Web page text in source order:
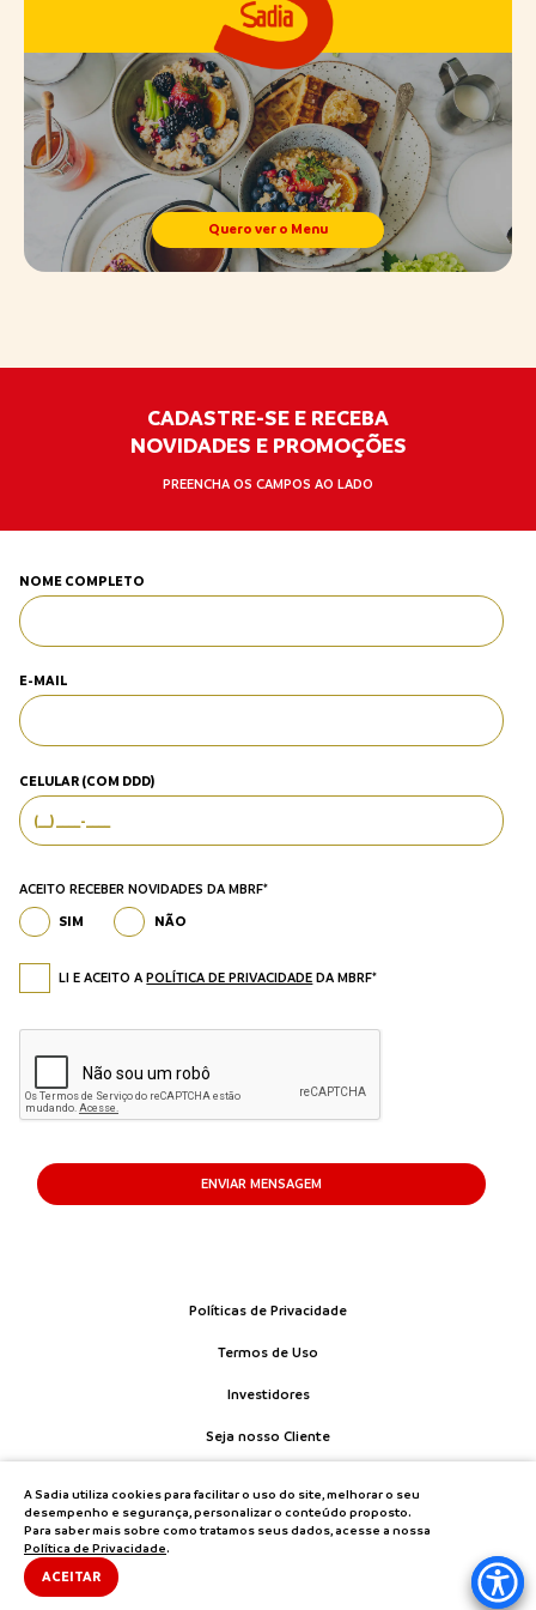
Quero ver o Menu
CADASTRE-SE E RECEBA
NOVIDADES E PROMOÇÕES
PREENCHA OS CAMPOS AO LADO
NOME COMPLETO
E-MAIL
CELULAR (COM DDD)
ACEITO RECEBER NOVIDADES DA MBRF*
SIM NÃO
LI E ACEITO APOLÍTICA DE PRIVACIDADE DA MBRF*
ENVIAR MENSAGEM
Políticas de Privacidade
Termos de Uso
Investidores
Seja nosso Cliente
A Sadia utiliza cookies para facilitar o uso do site, melhorar o seu
desempenho e segurança, personalizar o conteúdo proposto.
Para saber mais sobre como tratamos seus dados, acesse a nossa
Política de Privacidade.
ACEITAR